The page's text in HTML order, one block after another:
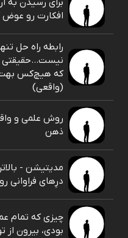
برای رسیدن به
افکارت رو عوض
رابطه راه حل
نیست...حقیقتی
که هیچ‌کس
(واقعی)
روش علمی و
ذهن
مدیتیشن -
درِهای فراوانی
چیزی که تمام
بودی، بیرون